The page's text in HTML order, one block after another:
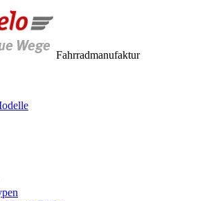
Fahrradmanufaktur